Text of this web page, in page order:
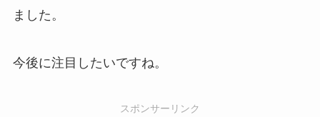
ました。
今後に注目したいですね。
スポンサーリンク